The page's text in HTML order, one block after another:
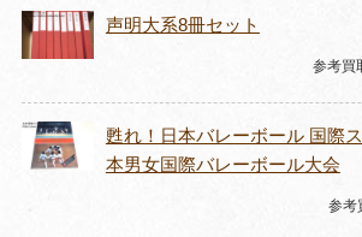
声明大系8冊セット
参考買
甦れ！日本バレーボール 国際
本男女国際バレーボール大会
参考